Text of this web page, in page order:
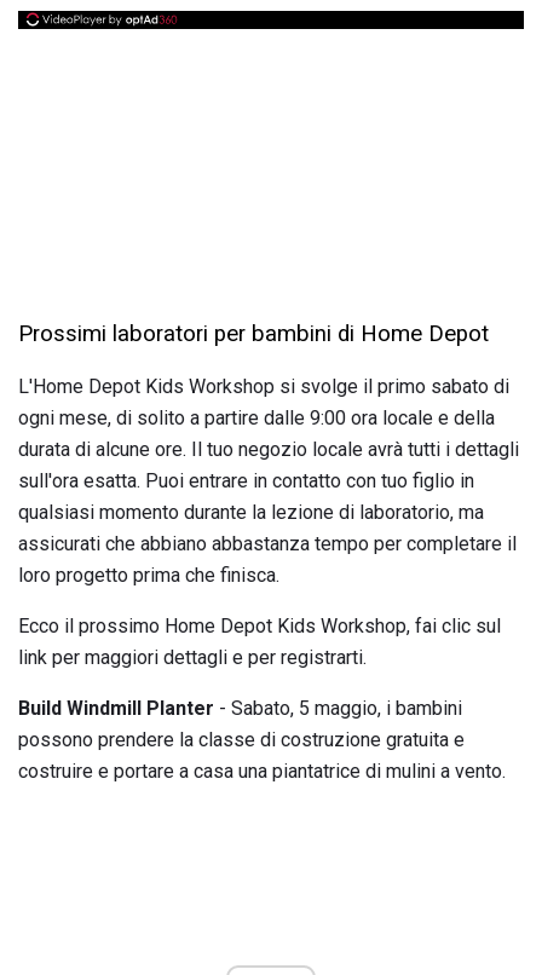
Prossimi laboratori per bambini di Home Depot
L'Home Depot Kids Workshop si svolge il primo sabato di
ogni mese, di solito a partire dalle 9:00 ora locale e della
durata di alcune ore. Il tuo negozio locale avrà tutti i dettagli
sull'ora esatta. Puoi entrare in contatto con tuo figlio in
qualsiasi momento durante la lezione di laboratorio, ma
assicurati che abbiano abbastanza tempo per completare il
loro progetto prima che finisca.
Ecco il prossimo Home Depot Kids Workshop, fai clic sul
link per maggiori dettagli e per registrarti.
Build Windmill Planter - Sabato, 5 maggio, i bambini
possono prendere la classe di costruzione gratuita e
costruire e portare a casa una piantatrice di mulini a vento.